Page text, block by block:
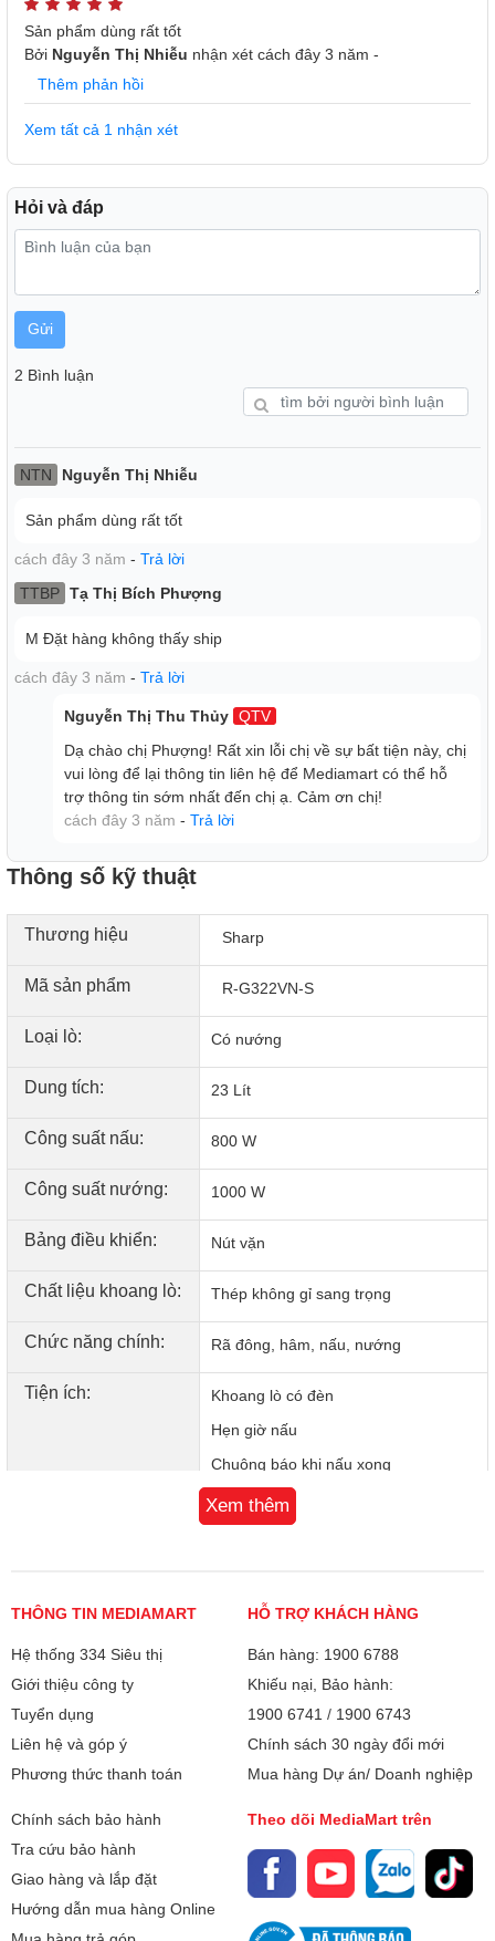
Sản phẩm dùng rất tốt
Bởi Nguyễn Thị Nhiễu nhận xét cách đây 3 năm -
Thêm phản hồi
Xem tất cả 1 nhận xét
Hỏi và đáp
Gửi
2 Bình luận
NTN Nguyễn Thị Nhiễu
Sản phẩm dùng rất tốt
cách đây 3 năm - Trả lời
TTBP Tạ Thị Bích Phượng
M Đặt hàng không thấy ship
cách đây 3 năm - Trả lời
Nguyễn Thị Thu Thủy QTV
Dạ chào chị Phượng! Rất xin lỗi chị về sự bất tiện này, chị
vui lòng để lại thông tin liên hệ để Mediamart có thể hỗ
trợ thông tin sớm nhất đến chị ạ. Cảm ơn chị!
cách đây 3 năm - Trả lời
Thông số kỹ thuật
Thương hiệu Sharp
Mã sản phẩm R-G322VN-S
Loại lò: Có nướng
Dung tích: 23 Lít
Công suất nấu: 800 W
Công suất nướng: 1000 W
Bảng điều khiển: Nút vặn
Chất liệu khoang lò: Thép không gỉ sang trọng
Chức năng chính: Rã đông, hâm, nấu, nướng
Tiện ích:
Khoang lò có đèn
Hẹn giờ nấu
Chuông báo khi nấu xong
12 tháng
Xem thêm
THÔNG TIN MEDIAMART
Hệ thống 334 Siêu thị
Giới thiệu công ty
Tuyển dụng
Liên hệ và góp ý
Phương thức thanh toán
HỖ TRỢ KHÁCH HÀNG
Bán hàng: 1900 6788
Khiếu nại, Bảo hành:
1900 6741 / 1900 6743
Chính sách 30 ngày đổi mới
Mua hàng Dự án/ Doanh nghiệp
Chính sách bảo hành
Tra cứu bảo hành
Giao hàng và lắp đặt
Hướng dẫn mua hàng Online
Theo dõi MediaMart trên